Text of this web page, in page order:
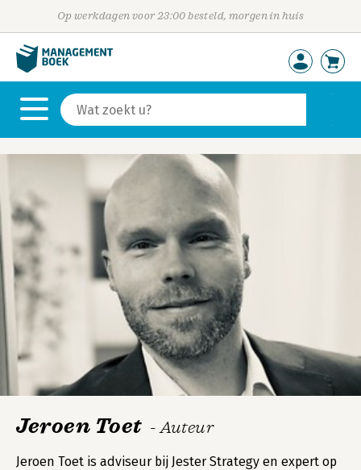
Op werkdagen voor 23:00 besteld, morgen in huis
Jeroen Toet - Auteur
Jeroen Toet is adviseur bij Jester Strategy en expert op